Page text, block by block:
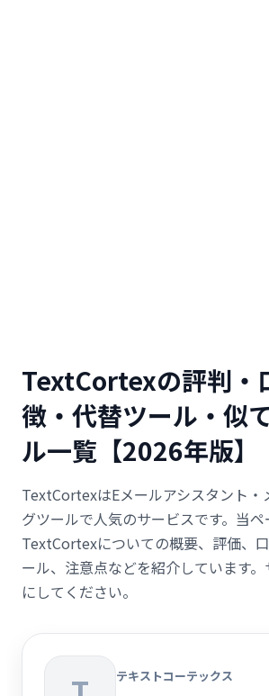
TextCortexの評判・
徴・代替ツール・似
ル一覧【2026年版】
TextCortexはEメールアシスタント・
グツールで人気のサービスです。当
TextCortexについての概要、評価、
ール、注意点などを紹介しています
にしてください。
テキストコーテックス